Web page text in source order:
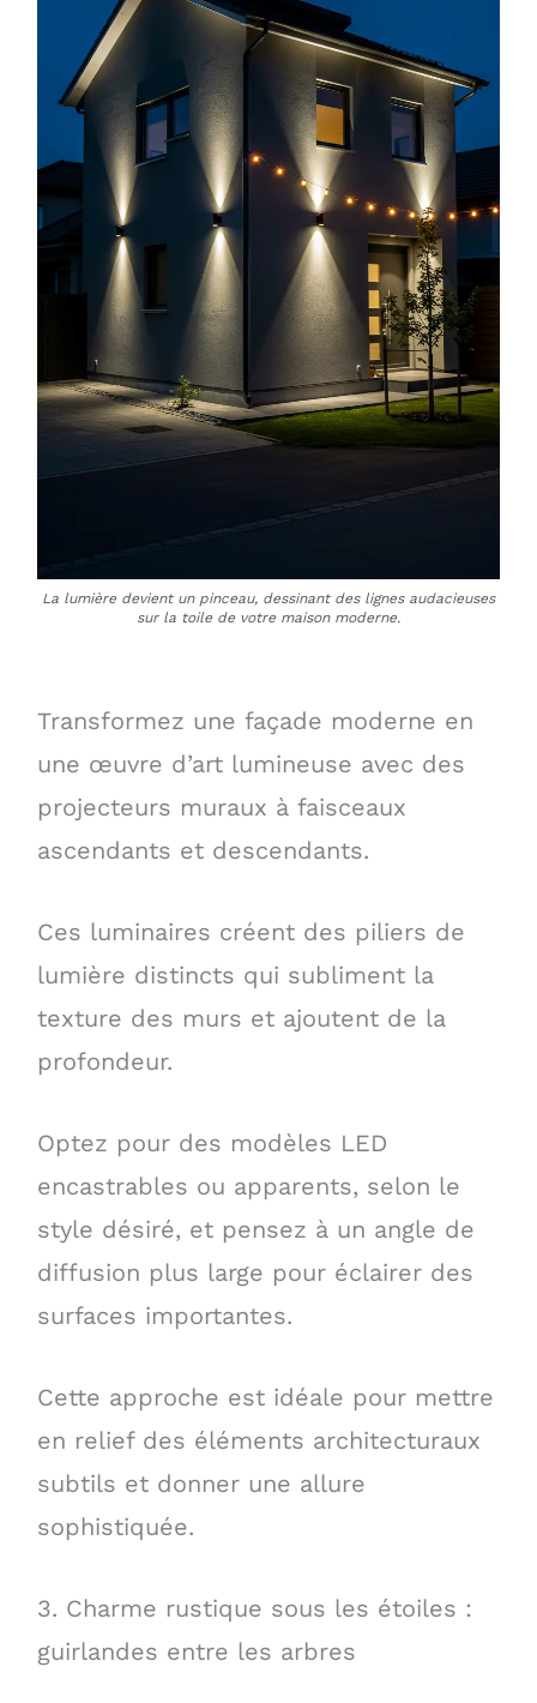
La lumière devient un pinceau, dessinant des lignes audacieuses
sur la toile de votre maison moderne.
Transformez une façade moderne en
une œuvre d’art lumineuse avec des
projecteurs muraux à faisceaux
ascendants et descendants.
Ces luminaires créent des piliers de
lumière distincts qui subliment la
texture des murs et ajoutent de la
profondeur.
Optez pour des modèles LED
encastrables ou apparents, selon le
style désiré, et pensez à un angle de
diffusion plus large pour éclairer des
surfaces importantes.
Cette approche est idéale pour mettre
en relief des éléments architecturaux
subtils et donner une allure
sophistiquée.
3. Charme rustique sous les étoiles :
guirlandes entre les arbres